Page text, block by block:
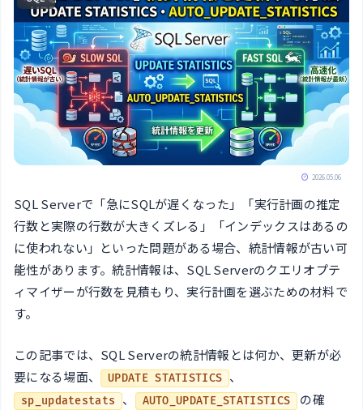
2026.05.06
SQL Serverで「急にSQLが遅くなった」「実行計画の推定
行数と実際の行数が大きくズレる」「インデックスはあるの
に使われない」といった問題がある場合、統計情報が古い可
能性があります。統計情報は、SQL Serverのクエリオプテ
ィマイザーが行数を見積もり、実行計画を選ぶための材料で
す。
この記事では、SQL Serverの統計情報とは何か、更新が必
要になる場面、 UPDATE STATISTICS 、
sp_updatestats 、 AUTO_UPDATE_STATISTICS
の確